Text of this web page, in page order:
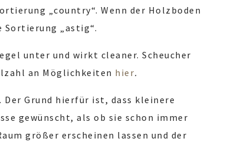
„country“. Wenn der Holzboden
Sortierung „astig“.
unter und wirkt cleaner. Scheucher
an Möglichkeiten hier.
Der Grund hierfür ist, dass kleinere
gewünscht, als ob sie schon immer
größer erscheinen lassen und der